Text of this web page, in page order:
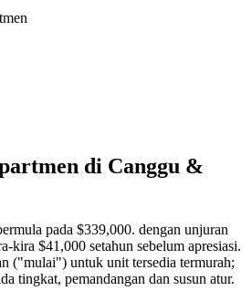
di Canggu &
pada $339,000. dengan unjuran
$41,000 setahun sebelum apresiasi.
("mulai") untuk unit tersedia termurah;
tingkat, pemandangan dan susun atur.